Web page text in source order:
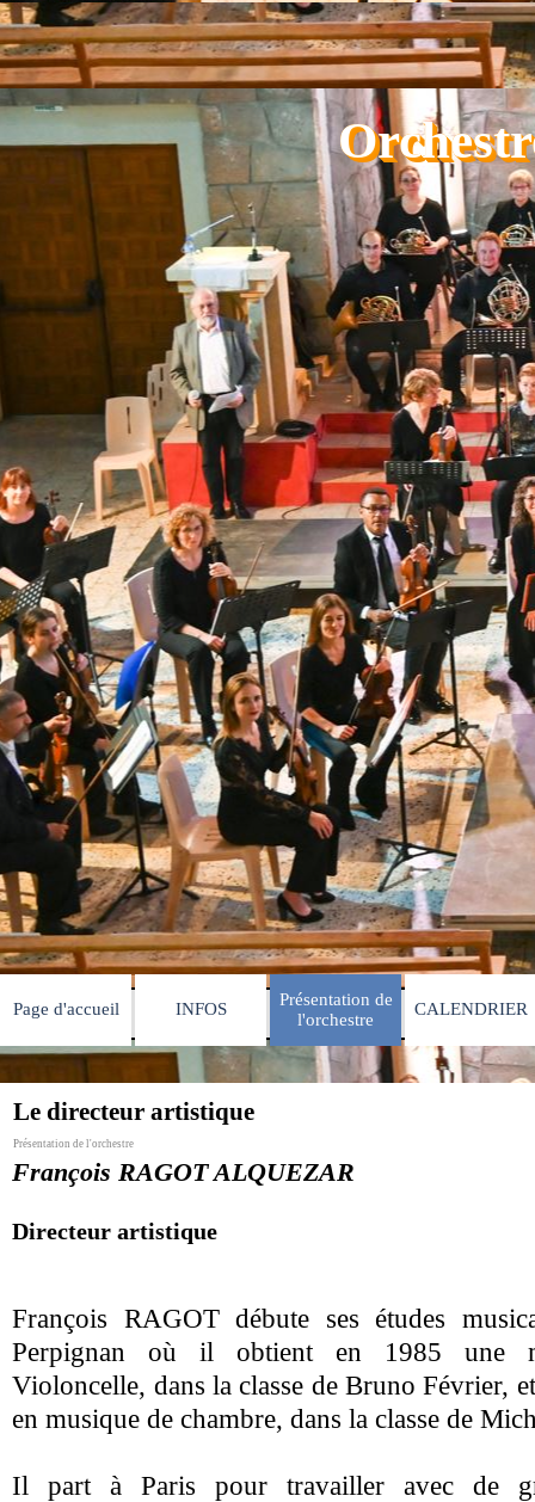
Aller au contenu
Page d'accueil INFOS ▼
Présentation de
l'orchestre
▼
CALENDRIER
Le directeur artistique
Présentation de l'orchestre
François RAGOT ALQUEZAR
Directeur artistique
François RAGOT débute ses études
Perpignan où il obtient en 1985 une
Violoncelle, dans la classe de Bruno Février,
en musique de chambre, dans la classe de
Il part à Paris pour travailler avec de